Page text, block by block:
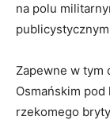
na polu
Zapewne w tym
Osmańskim
rzekomego